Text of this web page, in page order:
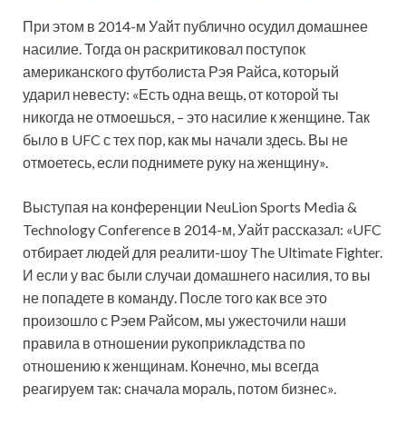
При этом в 2014-м Уайт публично осудил домашнее
насилие. Тогда он раскритиковал поступок
американского футболиста Рэя Райса, который
ударил невесту: «Есть одна вещь, от которой ты
никогда не отмоешься, – это насилие к женщине. Так
было в UFC с тех пор, как мы начали здесь. Вы не
отмоетесь, если поднимете руку на женщину».
Выступая на конференции NeuLion Sports Media &
Technology Conference в 2014-м, Уайт рассказал: «UFC
отбирает людей для реалити-шоу The Ultimate Fighter.
И если у вас были случаи домашнего насилия, то вы
не попадете в команду. После того как все это
произошло с Рэем Райсом, мы ужесточили наши
правила в отношении рукоприкладства по
отношению к женщинам. Конечно, мы всегда
реагируем так: сначала мораль, потом бизнес».